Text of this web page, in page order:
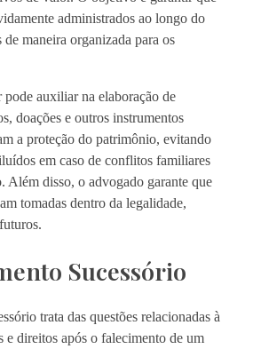
administrados ao longo do
maneira organizada para os
auxiliar na elaboração de
doações e outros instrumentos
a proteção do patrimônio, evitando
em caso de conflitos familiares
Além disso, o advogado garante que
tomadas dentro da legalidade,
Sucessório
trata das questões relacionadas à
e direitos após o falecimento de um